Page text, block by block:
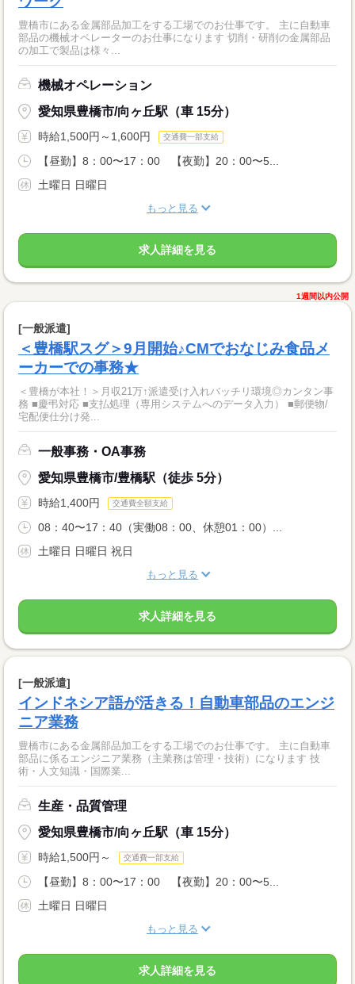
豊橋市にある金属部品加工をする工場でのお仕事です。 主に自動車
部品の機械オペレーターのお仕事になります 切削・研削の金属部品
の加工で製品は様々...
機械オペレーション
愛知県豊橋市/向ヶ丘駅（車 15分）
時給1,500円～1,600円 交通費一部支給
【昼勤】8：00〜17：00 【夜勤】20：00〜5...
土曜日 日曜日
もっと見る
求人詳細を見る
1週間以内公開
[一般派遣]
＜豊橋駅スグ＞9月開始♪CMでおなじみ食品メ
ーカーでの事務★
＜豊橋が本社！＞月収21万↑派遣受け入れバッチリ環境◎カンタン事
務 ■慶弔対応 ■支払処理（専用システムへのデータ入力） ■郵便物/
宅配便仕分け発...
一般事務・OA事務
愛知県豊橋市/豊橋駅（徒歩 5分）
時給1,400円 交通費全額支給
08：40〜17：40（実働08：00、休憩01：00）...
土曜日 日曜日 祝日
もっと見る
求人詳細を見る
[一般派遣]
インドネシア語が活きる！自動車部品のエンジ
ニア業務
豊橋市にある金属部品加工をする工場でのお仕事です。 主に自動車
部品に係るエンジニア業務（主業務は管理・技術）になります 技
術・人文知識・国際業...
生産・品質管理
愛知県豊橋市/向ヶ丘駅（車 15分）
時給1,500円～ 交通費一部支給
【昼勤】8：00〜17：00 【夜勤】20：00〜5...
土曜日 日曜日
もっと見る
求人詳細を見る